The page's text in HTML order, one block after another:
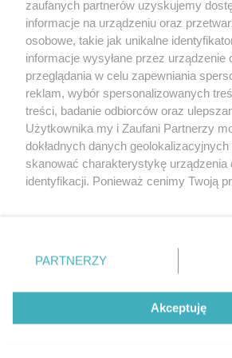
Trudniej na Reduty Ordona
POGODA
23℃
Zobacz prognozę na 3 dni
Copyright © 2022 Kurier
Wszelkie prawa
Nota wydawnicza
Nota prawna
Polityka prywatności
Reklama
zaufanych partnerów uzyskujemy
informacje na urządzeniu oraz
osobowe, takie jak unikalne
informacje wysyłane przez urządzenie
przeglądania w celu zapewniania
reklam, wybór spersonalizowanych
treści, badanie odbiorców oraz
Użytkownika my i Zaufani Partnerzy
dokładnych danych
skanować charakterystykę urządzenia
identyfikacji. Ponieważ cenimy Twoją
prywatności znajdujący się w lewym
. Niektóre rodzaje przetwarzania
takiemu przetwarzaniu. Preferencje
zastosowania tylko na tej witrynie.
PARTNERZY
Akceptuję